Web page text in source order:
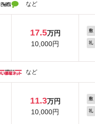
など
17.5万円
10,000円
敷
礼
など
11.3万円
10,000円
敷
礼